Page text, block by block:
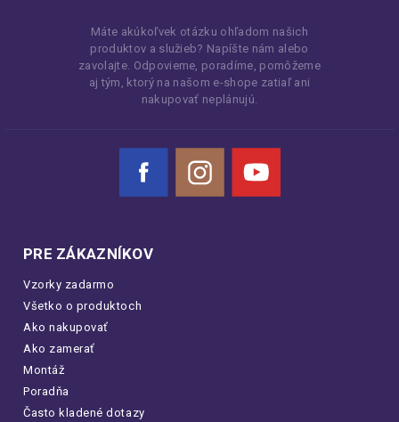
Máte akúkoľvek otázku ohľadom našich
produktov a služieb? Napíšte nám alebo
zavolajte. Odpovieme, poradíme, pomôžeme
aj tým, ktorý na našom e-shope zatiaľ ani
nakupovať neplánujú.
Facebook Instagram YouTube
PRE ZÁKAZNÍKOV
Vzorky zadarmo
Všetko o produktoch
Ako nakupovať
Ako zamerať
Montáž
Poradňa
Často kladené dotazy